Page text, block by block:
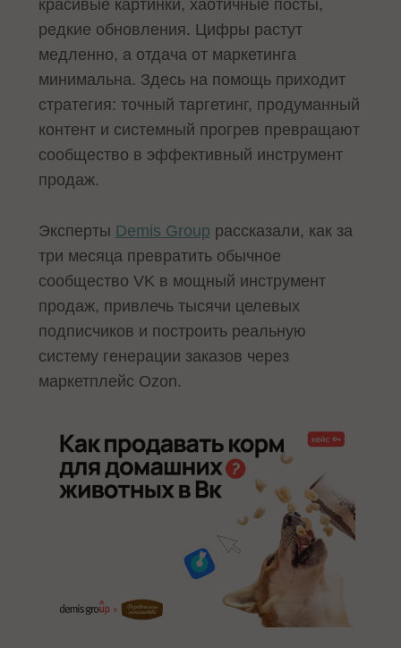
красивые картинки, хаотичные посты,
редкие обновления. Цифры растут
медленно, а отдача от маркетинга
минимальна. Здесь на помощь приходит
стратегия: точный таргетинг, продуманный
контент и системный прогрев превращают
сообщество в эффективный инструмент
продаж.
Эксперты Demis Group рассказали, как за
три месяца превратить обычное
сообщество VK в мощный инструмент
продаж, привлечь тысячи целевых
подписчиков и построить реальную
систему генерации заказов через
маркетплейс Ozon.